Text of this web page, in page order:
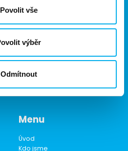
Povolit vše
výběr
Odmítnout
firem v oblasti IT,
komunikace, e-commerce
více než 700 odborníky
Menu
Úvod
Kdo jsme